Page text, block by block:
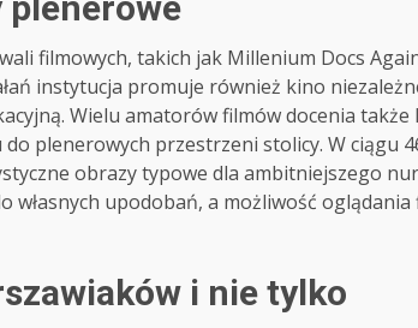
filmowych, takich jak Millenium Docs
instytucja promuje również kino
Wielu amatorów filmów docenia także
plenerowych przestrzeni stolicy. W ciągu
obrazy typowe dla ambitniejszego
własnych upodobań, a możliwość oglądania
i nie tylko